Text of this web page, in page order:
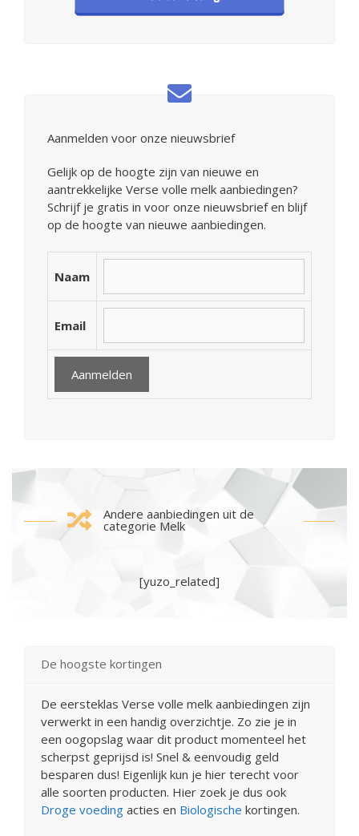
Aanmelden voor onze nieuwsbrief
Gelijk op de hoogte zijn van nieuwe en
aantrekkelijke Verse volle melk aanbiedingen?
Schrijf je gratis in voor onze nieuwsbrief en blijf
op de hoogte van nieuwe aanbiedingen.
Naam
Email
Andere aanbiedingen uit de
categorie Melk
[yuzo_related]
De hoogste kortingen
De eersteklas Verse volle melk aanbiedingen zijn
verwerkt in een handig overzichtje. Zo zie je in
een oogopslag waar dit product momenteel het
scherpst geprijsd is! Snel & eenvoudig geld
besparen dus! Eigenlijk kun je hier terecht voor
alle soorten producten. Hier zoek je dus ook
Droge voeding acties en Biologische kortingen.